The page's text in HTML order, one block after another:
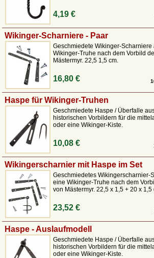
4,19 €
Wikinger-Scharniere - Paar
Geschmiedete Wikinger-Scharniere
Wikinger-Truhe nach dem Vorbild
Mästermyr. 22,5 1,5 cm.
16,80 €
Haspe für Wikinger-Truhen
Geschmiedete Haspe / Überfalle
historischen Vorbildern für die
oder eine Wikinger-Kiste.
10,08 €
Wikingerscharnier mit Haspe im Set
Geschmiedetes Wikingerscharnier-
eine Wikinger-Truhe nach dem
von Mästermyr. 22,5 x 1,5 + 20 x 1,5
23,52 €
Haspe - Auslaufmodell
Geschmiedete Haspe / Überfalle
historischen Vorbildern für die
oder eine Wikinger-Kiste.